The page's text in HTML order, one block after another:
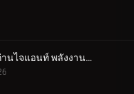
ตอนที่ 41 ถ่านไจแอนท์ พลังงานไม่มีวันหมด